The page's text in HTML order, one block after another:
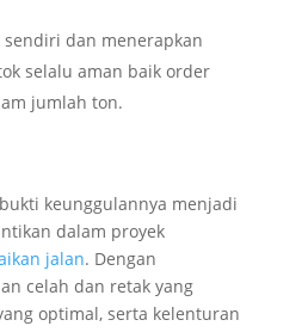
dan menerapkan
selalu aman baik order
jumlah ton.
keunggulannya menjadi
dalam proyek
jalan. Dengan
celah dan retak yang
optimal, serta kelenturan